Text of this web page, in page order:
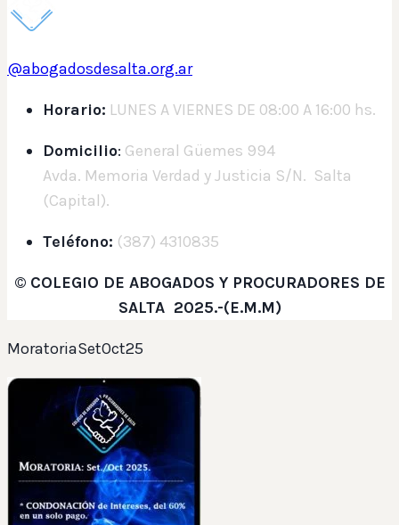
@abogadosdesalta.org.ar
Horario: LUNES A VIERNES DE 08:00 A 16:00 hs.
Domicilio: General Güemes 994
Avda. Memoria Verdad y Justicia S/N. Salta
(Capital).
Teléfono: (387) 4310835
© COLEGIO DE ABOGADOS Y PROCURADORES DE
SALTA 2025.-(E.M.M)
MoratoriaSetOct25